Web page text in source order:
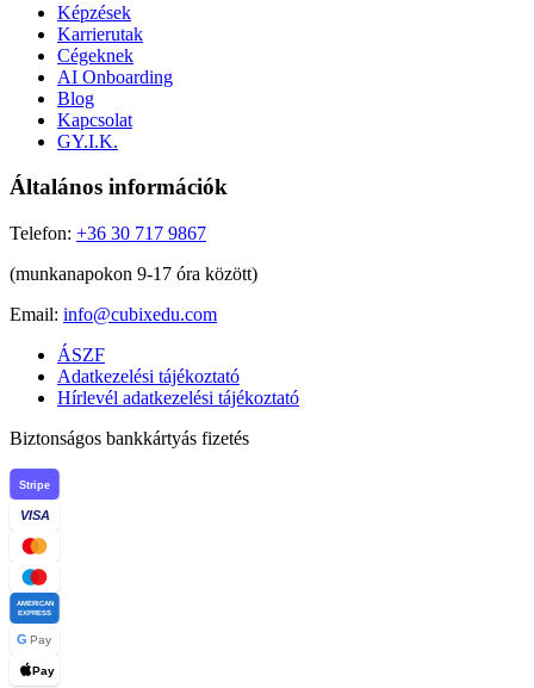
Képzések
Karrierutak
Cégeknek
AI Onboarding
Blog
Kapcsolat
GY.I.K.
Általános információk
Telefon: +36 30 717 9867
(munkanapokon 9-17 óra között)
Email: info@cubixedu.com
ÁSZF
Adatkezelési tájékoztató
Hírlevél adatkezelési tájékoztató
Biztonságos bankkártyás fizetés
Stripe
VISA
AMERICAN
EXPRESS
G Pay
Pay